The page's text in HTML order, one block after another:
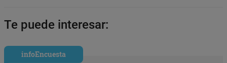
Te puede interesar:
infoEncuesta